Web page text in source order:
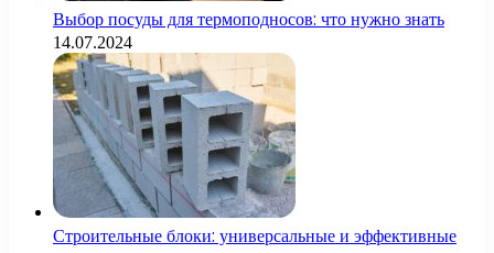
Выбор посуды для термоподносов: что нужно знать
14.07.2024
Строительные блоки: универсальные и эффективные